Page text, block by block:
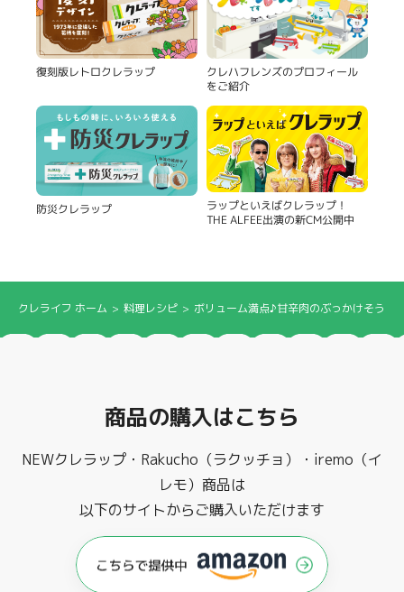
復刻版レトロクレラップ クレハフレンズのプロフィール
をご紹介
防災クレラップ ラップといえばクレラップ！
THE ALFEE出演の新CM公開中
クレライフ ホーム 料理レシピ ボリューム満点♪甘辛肉のぶっかけそうめ
商品の購入はこちら
NEWクレラップ・Rakucho（ラクッチョ）・iremo（イ
レモ）商品は
以下のサイトからご購入いただけます